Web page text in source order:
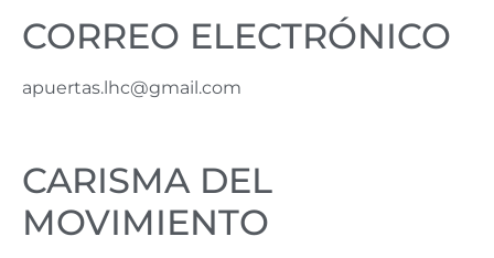
CORREO ELECTRÓNICO
apuertas.lhc@gmail.com
CARISMA DEL
MOVIMIENTO